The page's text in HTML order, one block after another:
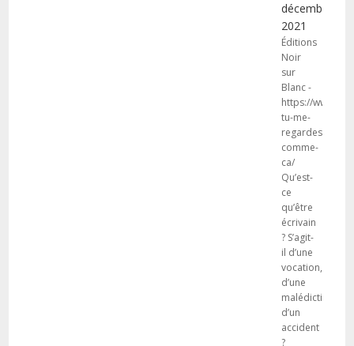
décembre
2021
Éditions
Noir
sur
Blanc -
https://
tu-me-
regardes-
comme-
ca/
Qu’est-
ce
qu’être
écrivain
? S’agit-
il d’une
vocation,
d’une
malédiction,
d’un
accident
?